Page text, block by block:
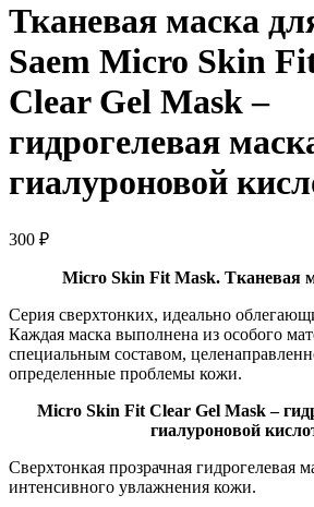
Тканевая маска
Saem Micro Skin
Clear Gel Mask –
гидрогелевая
гиалуроновой
300 ₽
Micro Skin Fit Mask. Тканевая
Серия сверхтонких, идеально
Каждая маска выполнена из особого
специальным составом,
определенные проблемы кожи.
Micro Skin Fit Clear Gel Mask –
гиалуроновой
Сверхтонкая прозрачная гидрогелевая
интенсивного увлажнения кожи.